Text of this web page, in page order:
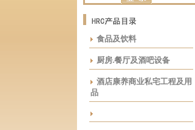
食品及饮料
厨房.餐厅及酒吧设备
酒店康养商业私宅工程及用
品